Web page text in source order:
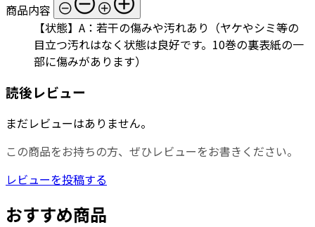
商品内容
【状態】A：若干の傷みや汚れあり（ヤケやシミ等の
目立つ汚れはなく状態は良好です。10巻の裏表紙の一
部に傷みがあります）
読後レビュー
まだレビューはありません。
この商品をお持ちの方、ぜひレビューをお書きください。
レビューを投稿する
おすすめ商品